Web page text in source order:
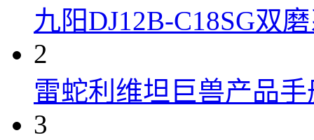
九阳DJ12B-C18SG双
2
雷蛇利维坦巨兽产品手
3